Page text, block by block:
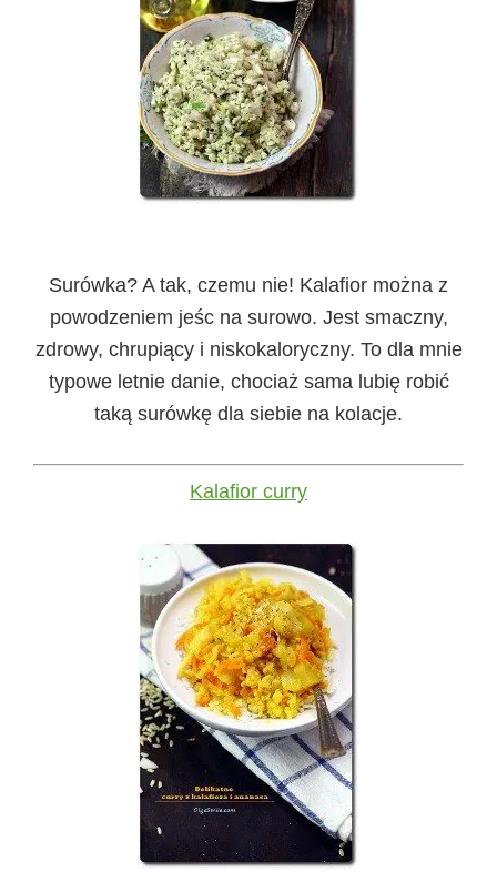
Surówka? A tak, czemu nie! Kalafior można z
powodzeniem jeśc na surowo. Jest smaczny,
zdrowy, chrupiący i niskokaloryczny. To dla mnie
typowe letnie danie, chociaż sama lubię robić
taką surówkę dla siebie na kolacje.
Kalafior curry